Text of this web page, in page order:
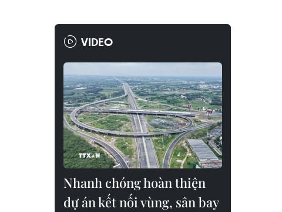
VIDEO
Nhanh chóng hoàn thiện
dự án kết nối vùng, sân bay